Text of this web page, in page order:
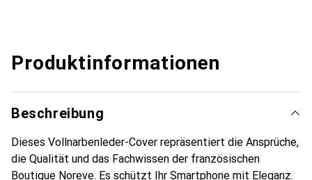
Produktinformationen
Beschreibung
Dieses Vollnarbenleder-Cover repräsentiert die Ansprüche,
die Qualität und das Fachwissen der französischen
Boutique Noreve. Es schützt Ihr Smartphone mit Eleganz.